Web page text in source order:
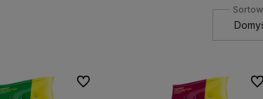
Do ulubionych